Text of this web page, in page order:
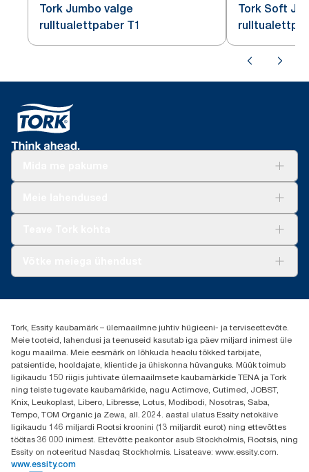
Tork Jumbo valge
rulltualettpaber T1
Tork Soft
+37253322264
Leia Tork maaletooja
Essity Estonia OÜ
Reti Tee 9, Peetri alevik, Rae vald
Harju maakond
75312 Estonia
Tork, Essity kaubamärk – ülemaailmne juhtiv hügieeni- ja terviseettevõte.
Meie tooteid, lahendusi ja teenuseid kasutab iga päev miljard inimest üle
kogu maailma. Meie eesmärk on lõhkuda heaolu tõkked tarbijate,
patsientide, hooldajate, klientide ja ühiskonna hüvanguks. Müük toimub
ligikaudu 150 riigis juhtivate ülemaailmsete kaubamärkide TENA ja Tork
ning teiste tugevate kaubamärkide, nagu Actimove, Cutimed, JOBST,
Knix, Leukoplast, Libero, Libresse, Lotus, Modibodi, Nosotras, Saba,
Tempo, TOM Organic ja Zewa, all. 2024. aastal ulatus Essity netokäive
ligikaudu 146 miljardi Rootsi kroonini (13 miljardit eurot) ning ettevõttes
töötas 36 000 inimest. Ettevõtte peakontor asub Stockholmis, Rootsis, ning
Essity on noteeritud Nasdaq Stockholmis. Lisateave: www.essity.com.
www.essity.com